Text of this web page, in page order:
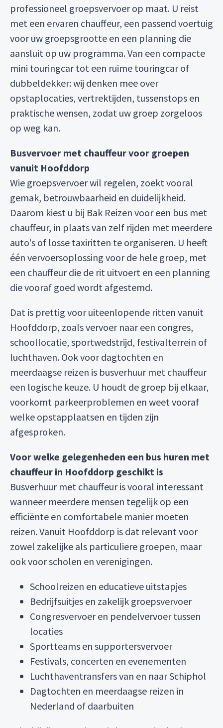
professioneel groepsvervoer op maat. U reist
met een ervaren chauffeur, een passend voertuig
voor uw groepsgrootte en een planning die
aansluit op uw programma. Van een compacte
mini touringcar tot een ruime touringcar of
dubbeldekker: wij denken mee over
opstaplocaties, vertrektijden, tussenstops en
praktische wensen, zodat uw groep zorgeloos
op weg kan.
Busvervoer met chauffeur voor groepen
vanuit Hoofddorp
Wie groepsvervoer wil regelen, zoekt vooral
gemak, betrouwbaarheid en duidelijkheid.
Daarom kiest u bij Bak Reizen voor een bus met
chauffeur, in plaats van zelf rijden met meerdere
auto's of losse taxiritten te organiseren. U heeft
één vervoersoplossing voor de hele groep, met
een chauffeur die de rit uitvoert en een planning
die vooraf goed wordt afgestemd.
Dat is prettig voor uiteenlopende ritten vanuit
Hoofddorp, zoals vervoer naar een congres,
schoollocatie, sportwedstrijd, festivalterrein of
luchthaven. Ook voor dagtochten en
meerdaagse reizen is busverhuur met chauffeur
een logische keuze. U houdt de groep bij elkaar,
voorkomt parkeerproblemen en weet vooraf
welke opstapplaatsen en tijden zijn
afgesproken.
Voor welke gelegenheden een bus huren met
chauffeur in Hoofddorp geschikt is
Busverhuur met chauffeur is vooral interessant
wanneer meerdere mensen tegelijk op een
efficiënte en comfortabele manier moeten
reizen. Vanuit Hoofddorp is dat relevant voor
zowel zakelijke als particuliere groepen, maar
ook voor scholen en verenigingen.
Schoolreizen en educatieve uitstapjes
Bedrijfsuitjes en zakelijk groepsvervoer
Congresvervoer en pendelvervoer tussen
locaties
Sportteams en supportersvervoer
Festivals, concerten en evenementen
Luchthaventransfers van en naar Schiphol
Dagtochten en meerdaagse reizen in
Nederland of daarbuiten